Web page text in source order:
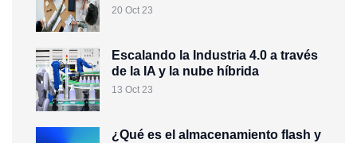
20 Oct 23
Escalando la Industria 4.0 a través
de la IA y la nube híbrida
13 Oct 23
¿Qué es el almacenamiento flash y